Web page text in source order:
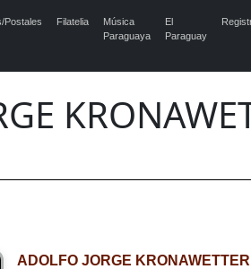
Postales Filatelia
Música
Paraguaya
El
Paraguay
ADOLFO JORGE